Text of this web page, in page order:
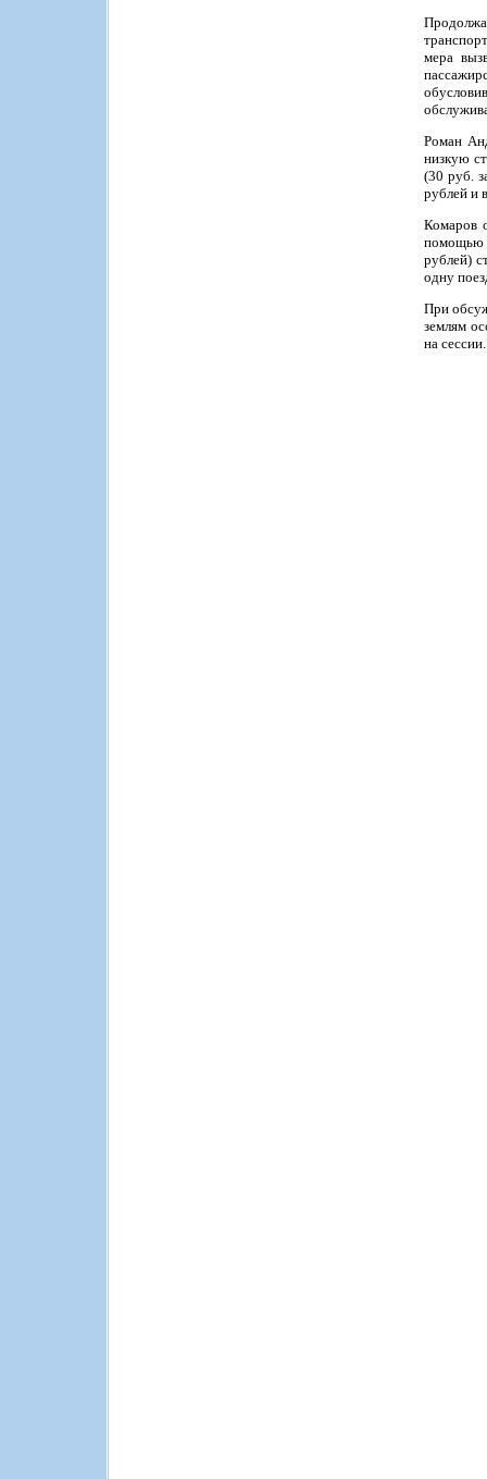
мера
Роман
низкую
(30 руб.
рублей и
Комаров
помощью
рублей)
одну
При
землям
на сессии.